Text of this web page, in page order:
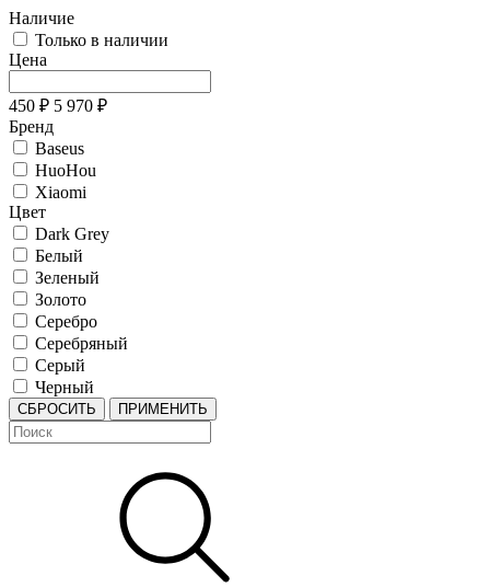
Наличие
Только в наличии
Цена
450 ₽ 5 970 ₽
Бренд
Baseus
HuoHou
Xiaomi
Цвет
Dark Grey
Белый
Зеленый
Золото
Серебро
Серебряный
Серый
Черный
СБРОСИТЬ ПРИМЕНИТЬ